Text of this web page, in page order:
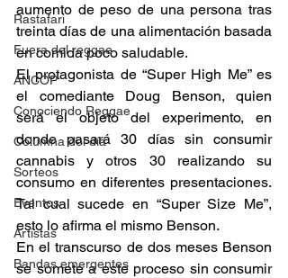
Rastafari
Fuera del reggae
ANCOP
Conociendo Reggae
Columna del día
Sorteos
Eventos
Artistas
Bandas emergentes
aumento de peso de una persona tras
treinta días de una alimentación basada
en comida poco saludable.
El protagonista de “Super High Me” es
el comediante Doug Benson, quien
será el objeto del experimento, en
donde pasará 30 días sin consumir
cannabis y otros 30 realizando su
consumo en diferentes presentaciones.
Tal cual sucede en “Super Size Me”,
esto lo afirma el mismo Benson.
En el transcurso de dos meses Benson
se somete a este proceso sin consumir